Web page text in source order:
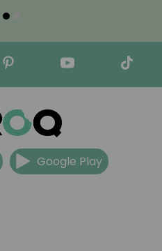
Google Play